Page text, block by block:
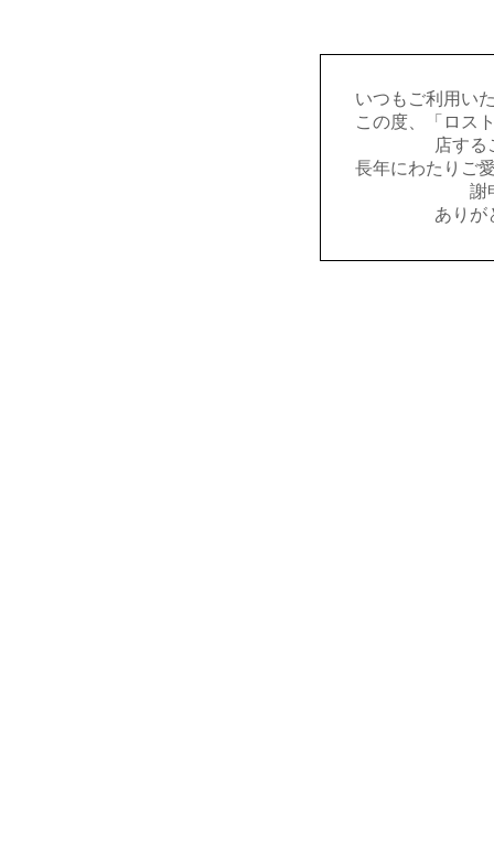
いつもご利用い
この度、「ロス
店する
長年にわたりご
謝
ありが